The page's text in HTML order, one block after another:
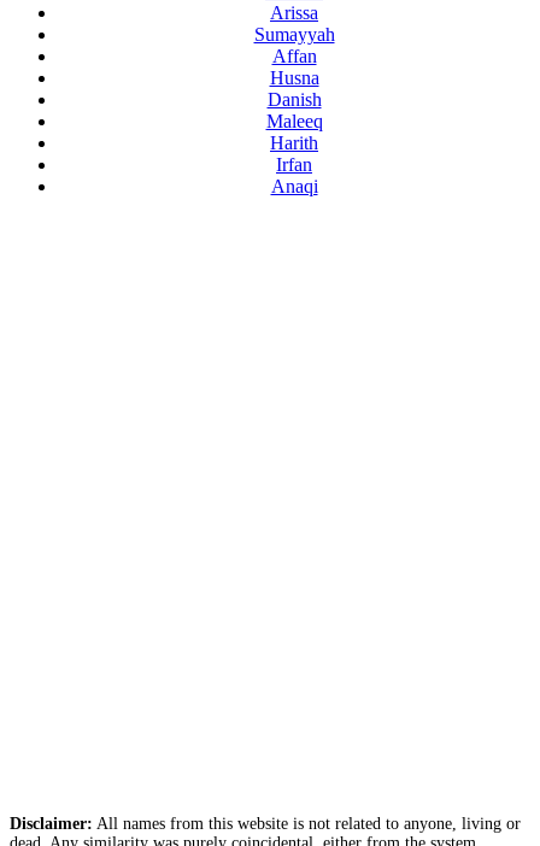
Arissa
Sumayyah
Affan
Husna
Danish
Maleeq
Harith
Irfan
Anaqi
Disclaimer: All names from this website is not related to anyone, living or